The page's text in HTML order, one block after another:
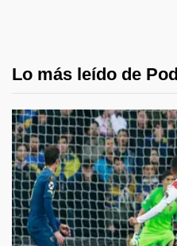
Lo más leído de